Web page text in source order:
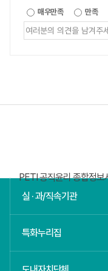
매우만족 만족
PETI 공직윤리 종합정보
실 · 과/직속기관
특화누리집